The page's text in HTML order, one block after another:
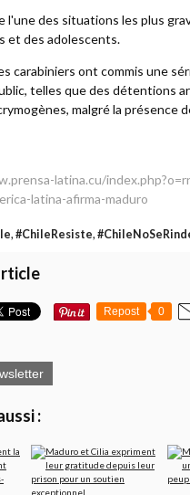
l'une des situations les plus
et des adolescents.
carabiniers ont commis une
telles que des détentions
malgré la présence
latina.cu/
latina-afirma-maduro
, #ChileResiste,
Repost 0
: